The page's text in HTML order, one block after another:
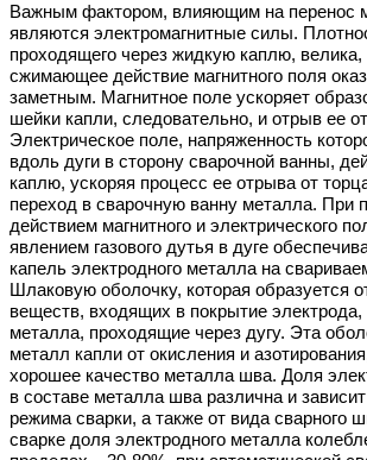
Важным фактором, влияющим на перенос
являются электромагнитные силы.
проходящего через жидкую каплю, велика,
сжимающее действие магнитного поля
заметным. Магнитное поле ускоряет
шейки капли, следовательно, и отрыв ее
Электрическое поле, напряженность
вдоль дуги в сторону сварочной ванны,
каплю, ускоряя процесс ее отрыва от
переход в сварочную ванну металла. При
действием магнитного и электрического
явлением газового дутья в дуге
капель электродного металла на
Шлаковую оболочку, которая образуется
веществ, входящих в покрытие
металла, проходящие через дугу. Эта
металл капли от окисления и
хорошее качество металла шва. Доля
в составе металла шва различна и
режима сварки, а также от вида сварного
сварке доля электродного металла